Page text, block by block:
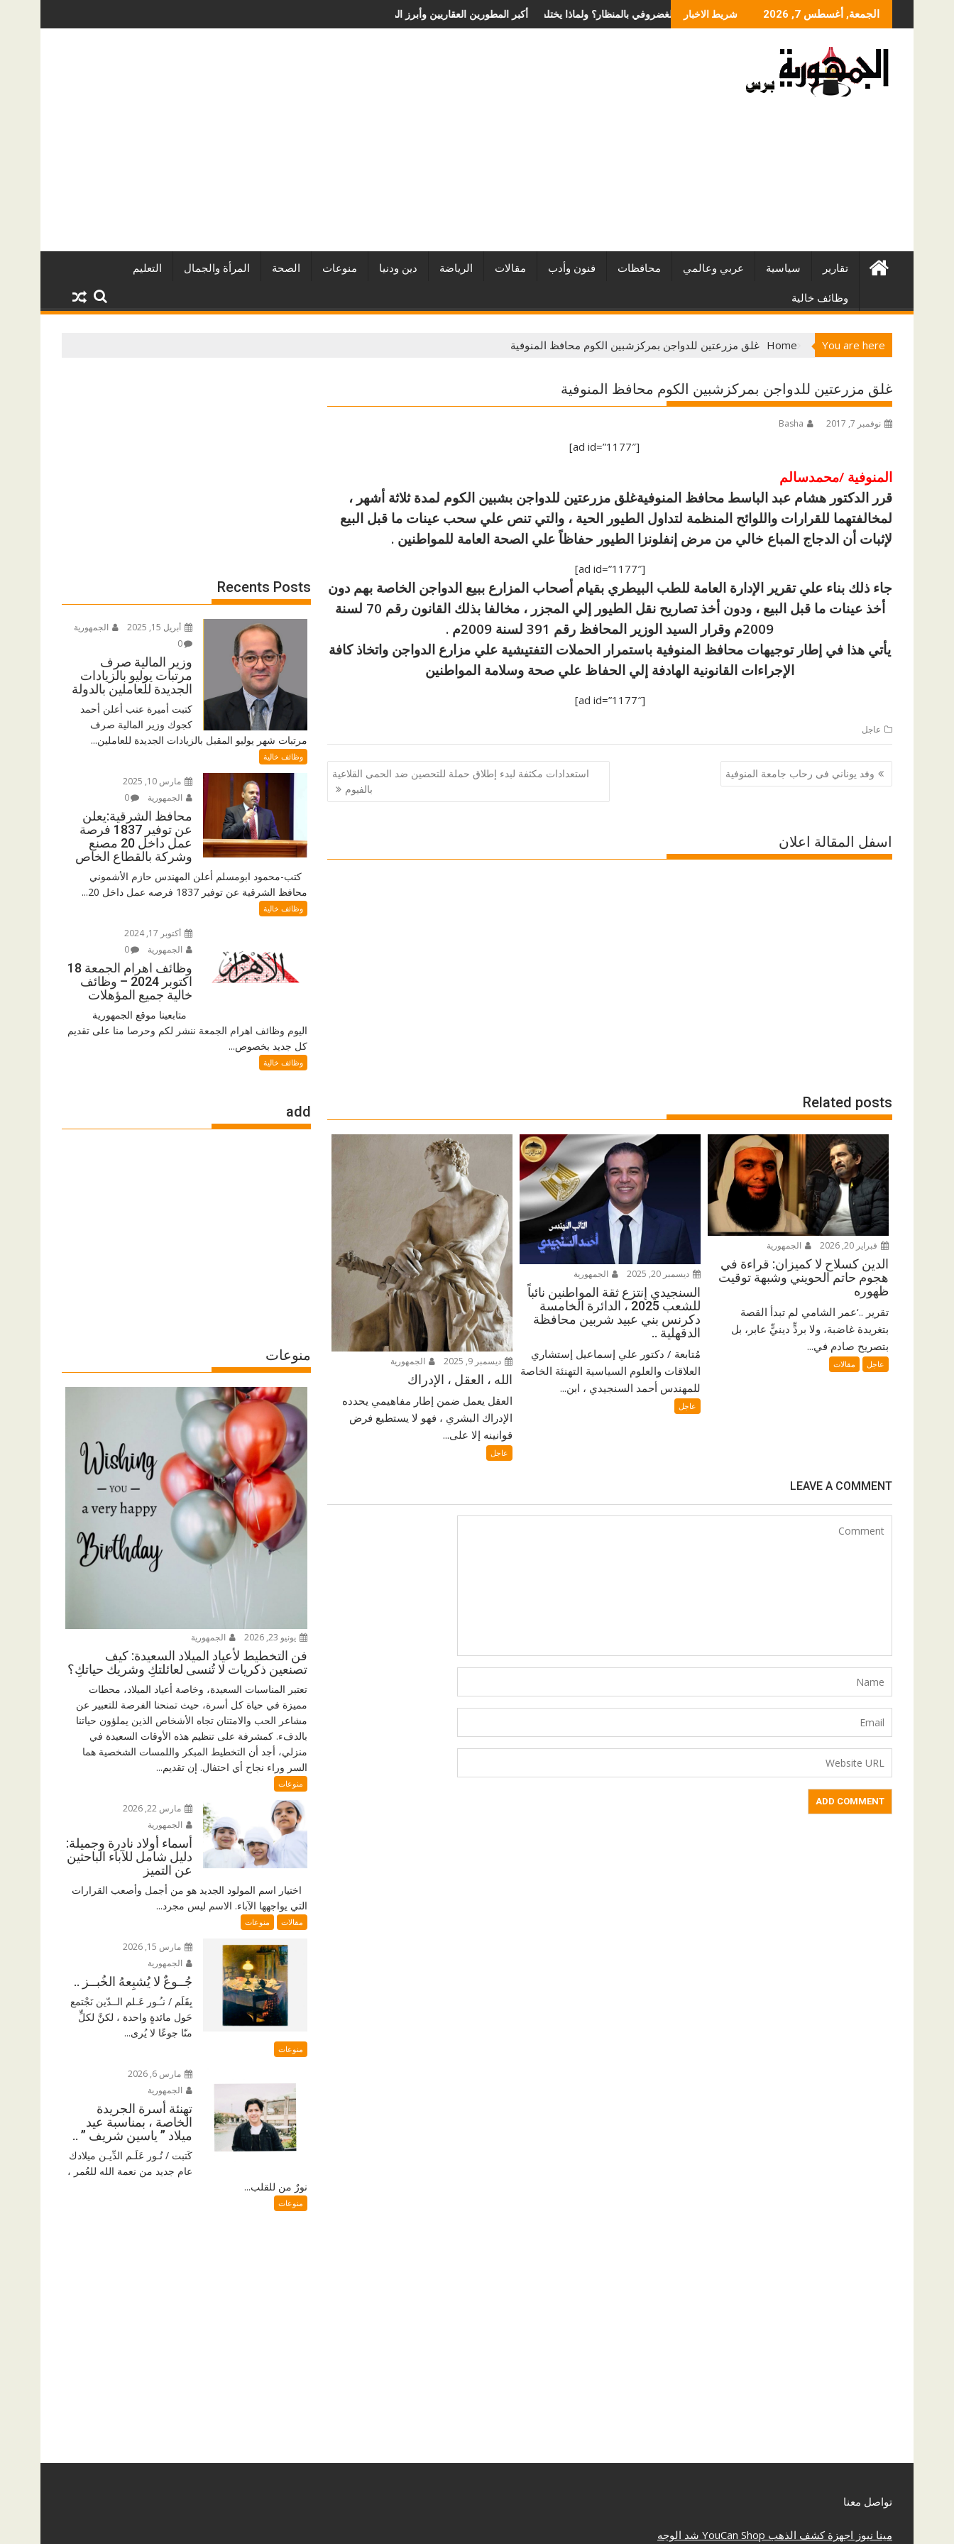
to
الجمعة, أغسطس 7, 2026 شريط الاخبار أفضل شركات التطوير العقاري في مصر من URE | أكبر المطورين العقاريين وأبرز المشروعاتما الذي يحدد سعر عملية الانزلاق الغضروفي بالمنظار؟ ولماذا يختلف من مريض لآخر؟
تقارير سياسية عربي وعالمي محافظات فنون وأدب مقالات الرياضة دين ودنيا منوعات الصحة المرأة والجمال التعليم
وظائف خالية
You are here
Home غلق مزرعتين للدواجن بمركزشبين الكوم محافظ المنوفية
غلق مزرعتين للدواجن بمركزشبين الكوم محافظ المنوفية
نوفمبر 7, 2017 Basha
[ad id=”1177″]
المنوفية /محمدسالم
قرر الدكتور هشام عبد الباسط محافظ المنوفيةغلق مزرعتين للدواجن بشبين الكوم لمدة ثلاثة أشهر ،
لمخالفتهما للقرارات واللوائح المنظمة لتداول الطيور الحية ، والتي تنص علي سحب عينات ما قبل البيع
لإثبات أن الدجاج المباع خالي من مرض إنفلونزا الطيور حفاظاً علي الصحة العامة للمواطنين .
[ad id=”1177″]
جاء ذلك بناء علي تقرير الإدارة العامة للطب البيطري بقيام أصحاب المزارع ببيع الدواجن الخاصة بهم دون
أخذ عينات ما قبل البيع ، ودون أخذ تصاريح نقل الطيور إلي المجزر ، مخالفا بذلك القانون رقم 70 لسنة
2009م وقرار السيد الوزير المحافظ رقم 391 لسنة 2009م .
يأتي هذا في إطار توجيهات محافظ المنوفية باستمرار الحملات التفتيشية علي مزارع الدواجن واتخاذ كافة
الإجراءات القانونية الهادفة إلي الحفاظ علي صحة وسلامة المواطنين
[ad id=”1177″]
عاجل
تصفّح
المقالات
وفد يوناني فى رحاب جامعة المنوفية
استعدادات مكثفة لبدء إطلاق حملة للتحصين ضد الحمى القلاعية
بالفيوم
اسفل المقالة اعلان
Related posts
فبراير 20, 2026 الجمهورية
الدين كسلاح لا كميزان: قراءة في
هجوم حاتم الحويني وشبهة توقيت
ظهوره
تقرير ..‘عمر الشامي لم تبدأ القصة
بتغريدة غاضبة، ولا بردٍّ دينيٍّ عابر، بل
بتصريح صادم في...
عاجل مقالات
ديسمبر 20, 2025 الجمهورية
السنجيدي إنتزع ثقة المواطنين نائباً
للشعب 2025 ، الدائرة الخامسة
دكرنس بني عبيد شربين محافظة
الدقهلية ..
مُتابعة / دكتور علي إسماعيل إستشاري
العلاقات والعلوم السياسية التهنئة الخاصة
للمهندس أحمد السنجيدي ، ابن...
عاجل
ديسمبر 9, 2025 الجمهورية
الله ، العقل ، الإدراك
العقل يعمل ضمن إطار مفاهيمي يحدده
الإدراك البشري ، فهو لا يستطيع فرض
قوانينه إلا على...
عاجل
LEAVE A COMMENT
Recents Posts
أبريل 15, 2025
الجمهورية
0
وزير المالية صرف
مرتبات يوليو بالزيادات
الجديدة للعاملين بالدولة
كتبت أميرة عنب أعلن أحمد
كجوك وزير المالية صرف
مرتبات شهر يوليو المقبل بالزيادات الجديدة للعاملين...
وظائف خالية
مارس 10, 2025
الجمهورية
0
محافظ الشرقية:يعلن
عن توفير 1837 فرصة
عمل داخل 20 مصنع
وشركة بالقطاع الخاص
كتب-محمود ابومسلم أعلن المهندس حازم الأشموني
محافظ الشرقية عن توفير 1837 فرصه عمل داخل 20...
وظائف خالية
أكتوبر 17, 2024
الجمهورية
0
وظائف اهرام الجمعة 18
اكتوبر 2024 – وظائف
خالية جميع المؤهلات
متابعينا موقع الجمهورية
اليوم وظائف اهرام الجمعة ننشر لكم وحرصا منا على تقديم
كل جديد بخصوص...
وظائف خالية
add
منوعات
يونيو 23, 2026 الجمهورية
فن التخطيط لأعياد الميلاد السعيدة: كيف
تصنعين ذكريات لا تُنسى لعائلتكِ وشريك حياتكِ؟
تعتبر المناسبات السعيدة، وخاصة أعياد الميلاد، محطات
مميزة في حياة كل أسرة، حيث تمنحنا الفرصة للتعبير عن
مشاعر الحب والامتنان تجاه الأشخاص الذين يملؤون حياتنا
بالدفء. كمشرفة على تنظيم هذه الأوقات السعيدة في
منزلي، أجد أن التخطيط المبكر واللمسات الشخصية هما
السر وراء نجاح أي احتفال. إن تقديم...
منوعات
مارس 22, 2026
الجمهورية
أسماء أولاد نادرة وجميلة:
دليل شامل للآباء الباحثين
عن التميز
اختيار اسم المولود الجديد هو من أجمل وأصعب القرارات
التي يواجهها الآباء. الاسم ليس مجرد...
مقالات منوعات
مارس 15, 2026
الجمهورية
جُــوعٌ لا يُشبِعهُ الخُبــز ..
بِقَلَم / نـُـور عَـلم الــدّين نَجْتمع
حَول مائدةٍ واحدة ، لكنَّ لكلٍّ
منّا جوعًا لا يُرى...
منوعات
مارس 6, 2026
الجمهورية
تهنئة أسرة الجريدة
الخاصة ، بمناسبة عيد
ميلاد ” ياسين شريف ” ..
كَتبت / نُـور عَلَـم الدِّيـن ميلادك
عام جديد من نعمة الله للعُمر ،
نورٌ من للقلب...
منوعات
تواصل معنا
مينا نيوز اجهزة كشف الذهب YouCan Shop شد الوجه